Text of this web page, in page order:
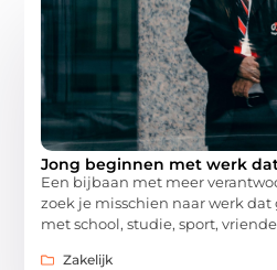
Jong beginnen met werk
Een bijbaan met meer
zoek je misschien naar werk
met school, studie, sport,
Zakelijk